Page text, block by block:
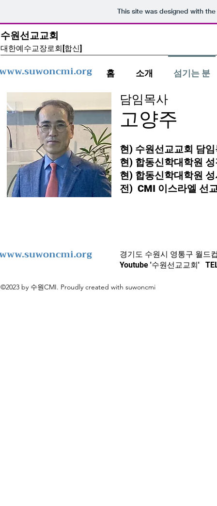
This site was designed with the
수원선교교회
​대한예수교장로회[합신]
홈 소개 섬기는 분
담임목사
​고양주
현) 수원선교교회 담
현) 합동신학대학원
현) 합동신학대학원
전) CMI 이스라엘 선
경기도 수원시 영통구 월드
Youtube '수원선교교회'
©2023 by 수원CMI. Proudly created with suwoncmi